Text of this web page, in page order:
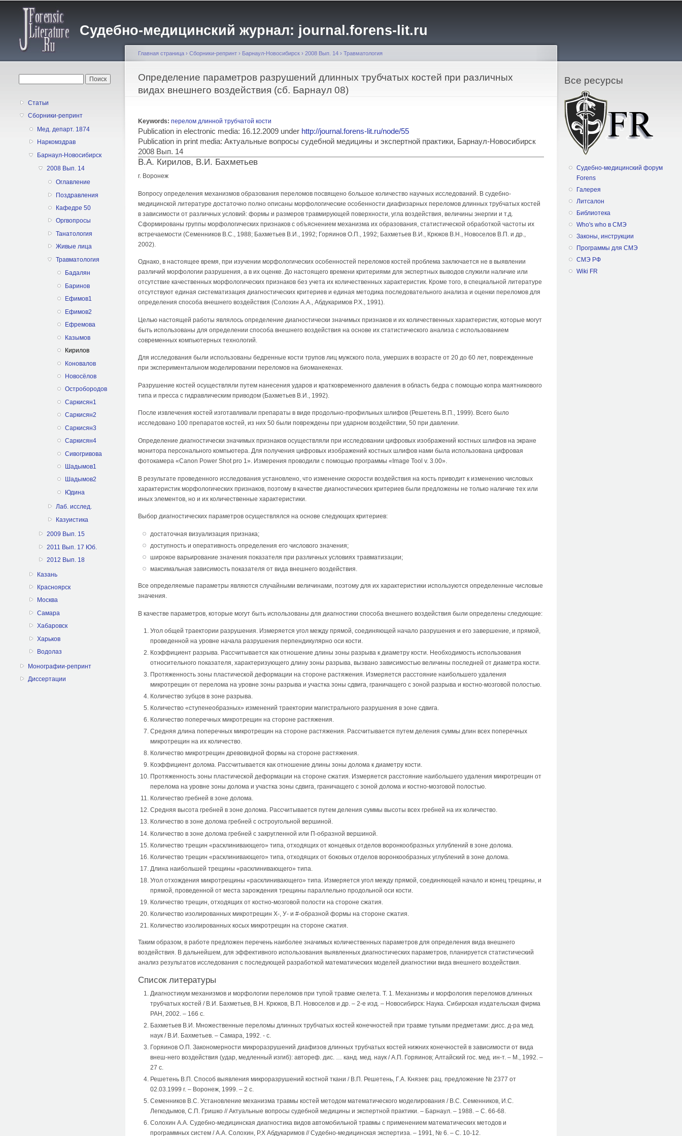
содержанию
Судебно-медицинский журнал: journal.forens-lit.ru
Статьи
Сборники-репринт
Мед. департ. 1874
Наркомздрав
Барнаул-Новосибирск
2008 Вып. 14
Оглавление
Поздравления
Кафедре 50
Оргвопросы
Танатология
Живые лица
Травматология
Бадалян
Баринов
Ефимов1
Ефимов2
Ефремова
Казымов
Кирилов
Коновалов
Новосёлов
Остробородов
Саркисян1
Саркисян2
Саркисян3
Саркисян4
Сивогривова
Шадымов1
Шадымов2
Юдина
Лаб. исслед.
Казуистика
2009 Вып. 15
2011 Вып. 17 Юб.
2012 Вып. 18
Казань
Красноярск
Москва
Самара
Хабаровск
Харьков
Водолаз
Монографии-репринт
Диссертации
Вы здесь
Главная страница › Сборники-репринт › Барнаул-Новосибирск › 2008 Вып. 14 › Травматология
Определение параметров разрушений длинных трубчатых костей при различных
видах внешнего воздействия (сб. Барнаул 08)
Keywords: перелом длинной трубчатой кости
Publication in electronic media: 16.12.2009 under http://journal.forens-lit.ru/node/55
Publication in print media: Актуальные вопросы судебной медицины и экспертной практики, Барнаул-Новосибирск
2008 Вып. 14
В.А. Кирилов, В.И. Бахметьев
г. Воронеж
Вопросу определения механизмов образования переломов посвящено большое количество научных исследований. В судебно-
медицинской литературе достаточно полно описаны морфологические особенности диафизарных переломов длинных трубчатых костей
в зависимости от различных условий: формы и размеров травмирующей поверхности, угла воздействия, величины энергии и т.д.
Сформированы группы морфологических признаков с объяснением механизма их образования, статистической обработкой частоты их
встречаемости (Семенников В.С., 1988; Бахметьев В.И., 1992; Горяинов О.П., 1992; Бахметьев В.И., Крюков В.Н., Новоселов В.П. и др.,
2002).
Однако, в настоящее время, при изучении морфологических особенностей переломов костей проблема заключается не в выявлении
различий морфологии разрушения, а в их оценке. До настоящего времени критериями для экспертных выводов служили наличие или
отсутствие качественных морфологических признаков без учета их количественных характеристик. Кроме того, в специальной литературе
отсутствуют единая систематизация диагностических критериев и единая методика последовательного анализа и оценки переломов для
определения способа внешнего воздействия (Солохин А.А., Абдукаримов Р.Х., 1991).
Целью настоящей работы являлось определение диагностически значимых признаков и их количественных характеристик, которые могут
быть использованы для определении способа внешнего воздействия на основе их статистического анализа с использованием
современных компьютерных технологий.
Для исследования были использованы бедренные кости трупов лиц мужского пола, умерших в возрасте от 20 до 60 лет, поврежденные
при экспериментальном моделировании переломов на биоманекенах.
Разрушение костей осуществляли путем нанесения ударов и кратковременного давления в область бедра с помощью копра маятникового
типа и пресса с гидравлическим приводом (Бахметьев В.И., 1992).
После извлечения костей изготавливали препараты в виде продольно-профильных шлифов (Решетень В.П., 1999). Всего было
исследовано 100 препаратов костей, из них 50 были повреждены при ударном воздействии, 50 при давлении.
Определение диагностически значимых признаков осуществляли при исследовании цифровых изображений костных шлифов на экране
монитора персонального компьютера. Для получения цифровых изображений костных шлифов нами была использована цифровая
фотокамера «Canon Power Shot pro 1». Измерения проводили с помощью программы «Image Tool v. 3.00».
В результате проведенного исследования установлено, что изменение скорости воздействия на кость приводит к изменению числовых
характеристик морфологических признаков, поэтому в качестве диагностических критериев были предложены не только наличие тех или
иных элементов, но и их количественные характеристики.
Выбор диагностических параметров осуществлялся на основе следующих критериев:
достаточная визуализация признака;
доступность и оперативность определения его числового значения;
широкое варьирование значения показателя при различных условиях травматизации;
максимальная зависимость показателя от вида внешнего воздействия.
Все определяемые параметры являются случайными величинами, поэтому для их характеристики используются определенные числовые
значения.
В качестве параметров, которые могут быть использованы для диагностики способа внешнего воздействия были определены следующие:
Угол общей траектории разрушения. Измеряется угол между прямой, соединяющей начало разрушения и его завершение, и прямой,
проведенной на уровне начала разрушения перпендикулярно оси кости.
Коэффициент разрыва. Рассчитывается как отношение длины зоны разрыва к диаметру кости. Необходимость использования
относительного показателя, характеризующего длину зоны разрыва, вызвано зависимостью величины последней от диаметра кости.
Протяженность зоны пластической деформации на стороне растяжения. Измеряется расстояние наибольшего удаления
микротрещин от перелома на уровне зоны разрыва и участка зоны сдвига, граничащего с зоной разрыва и костно-мозговой полостью.
Количество зубцов в зоне разрыва.
Количество «ступенеобразных» изменений траектории магистрального разрушения в зоне сдвига.
Количество поперечных микротрещин на стороне растяжения.
Средняя длина поперечных микротрещин на стороне растяжения. Рассчитывается путем деления суммы длин всех поперечных
микротрещин на их количество.
Количество микротрещин древовидной формы на стороне растяжения.
Коэффициент долома. Рассчитывается как отношение длины зоны долома к диаметру кости.
Протяженность зоны пластической деформации на стороне сжатия. Измеряется расстояние наибольшего удаления микротрещин от
перелома на уровне зоны долома и участка зоны сдвига, граничащего с зоной долома и костно-мозговой полостью.
Количество гребней в зоне долома.
Средняя высота гребней в зоне долома. Рассчитывается путем деления суммы высоты всех гребней на их количество.
Количество в зоне долома гребней с остроугольной вершиной.
Количество в зоне долома гребней с закругленной или П-образной вершиной.
Количество трещин «расклинивающего» типа, отходящих от концевых отделов воронкообразных углублений в зоне долома.
Количество трещин «расклинивающего» типа, отходящих от боковых отделов воронкообразных углублений в зоне долома.
Длина наибольшей трещины «расклинивающего» типа.
Угол отхождения микротрещины «расклинивающего» типа. Измеряется угол между прямой, соединяющей начало и конец трещины, и
прямой, проведенной от места зарождения трещины параллельно продольной оси кости.
Количество трещин, отходящих от костно-мозговой полости на стороне сжатия.
Количество изолированных микротрещин Х-, У- и #-образной формы на стороне сжатия.
Количество изолированных косых микротрещин на стороне сжатия.
Таким образом, в работе предложен перечень наиболее значимых количественных параметров для определения вида внешнего
воздействия. В дальнейшем, для эффективного использования выявленных диагностических параметров, планируется статистический
анализ результатов исследования с последующей разработкой математических моделей диагностики вида внешнего воздействия.
Список литературы
Диагностикум механизмов и морфологии переломов при тупой травме скелета. Т. 1. Механизмы и морфология переломов длинных
трубчатых костей / В.И. Бахметьев, В.Н. Крюков, В.П. Новоселов и др. – 2-е изд. – Новосибирск: Наука. Сибирская издательская фирма
РАН, 2002. – 166 с.
Бахметьев В.И. Множественные переломы длинных трубчатых костей конечностей при травме тупыми предметами: дисс. д-ра мед.
наук / В.И. Бахметьев. – Самара, 1992. - с.
Горяинов О.П. Закономерности микроразрушений диафизов длинных трубчатых костей нижних конечностей в зависимости от вида
внеш-него воздействия (удар, медленный изгиб): автореф. дис. … канд. мед. наук / А.П. Горяинов; Алтайский гос. мед. ин-т. – М., 1992. –
27 с.
Решетень В.П. Способ выявления микроразрушений костной ткани / В.П. Решетень, Г.А. Князев: рац. предложение № 2377 от
02.03.1999 г. – Воронеж, 1999. – 2 с.
Семенников В.С. Установление механизма травмы костей методом математического моделирования / В.С. Семенников, И.С.
Легкодымов, С.П. Гришко // Актуальные вопросы судебной медицины и экспертной практики. – Барнаул. – 1988. – С. 66-68.
Солохин А.А. Судебно-медицинская диагностика видов автомобильной травмы с применением математических методов и
программных систем / А.А. Солохин, Р.Х Абдукаримов // Судебно-медицинская экспертиза. – 1991, № 6. – С. 10-12.
Все ресурсы
Судебно-медицинский форум
Forens
Галерея
Литсалон
Библиотека
Who's who в СМЭ
Законы, инструкции
Программы для СМЭ
СМЭ РФ
Wiki FR